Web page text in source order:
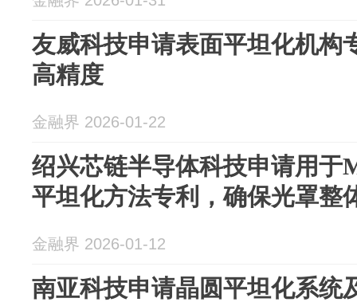
友威科技申请表面平坦化机构
高精度
金融界 2026-01-22
绍兴芯链半导体科技申请用于
平坦化方法专利，确保光罩整
金融界 2026-01-12
南亚科技申请晶圆平坦化系统